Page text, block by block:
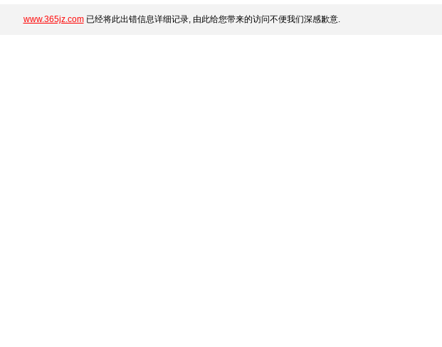
www.365jz.com已经将此出错信息详细记录, 由此给您带来的访问不便我们深感歉意.